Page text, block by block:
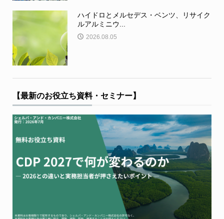
ハイドロとメルセデス・ベンツ、リサイク
ルアルミニウ...
2026.08.05
【最新のお役立ち資料・セミナー】